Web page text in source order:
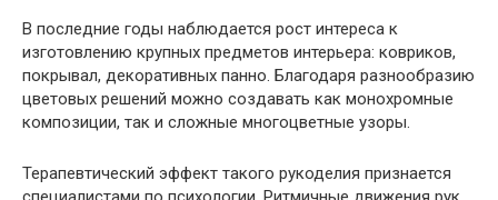
В последние годы наблюдается рост интереса к
изготовлению крупных предметов интерьера: ковриков,
покрывал, декоративных панно. Благодаря разнообразию
цветовых решений можно создавать как монохромные
композиции, так и сложные многоцветные узоры.
Терапевтический эффект такого рукоделия признается